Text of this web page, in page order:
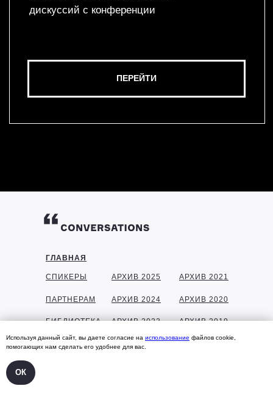
Используя данный сайт, вы даете согласие на использование файлов cookie,
помогающих нам сделать его удобнее для вас.
ОК
ГЛАВНАЯ
СПИКЕРЫ
ПАРТНЕРАМ
БИБЛИОТЕКА
ГАЛЕРЕЯ
АРХИВ 2025
АРХИВ 2024
АРХИВ 2023
АРХИВ 2022
АРХИВ 2021
АРХИВ 2020
АРХИВ 2019
АРХИВ 2018